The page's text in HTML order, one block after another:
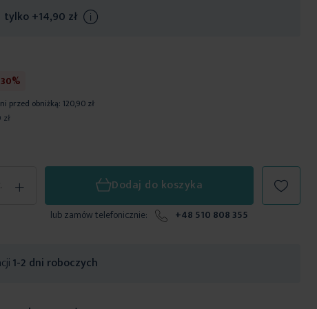
tylko+14,90 zł
Info
+
przed obniżką:120,90 zł
zł
Dodaj do koszyka
lub zamów telefonicznie: +48 510 808 355
1-2 dni roboczych